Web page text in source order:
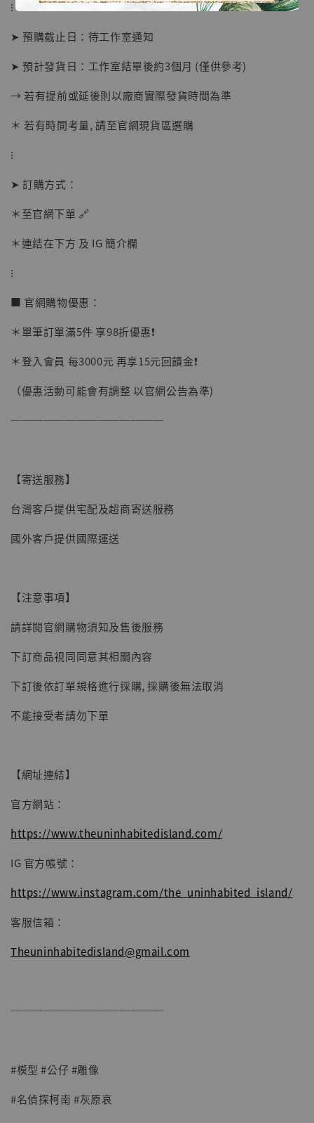
NT$ 1,870
【現貨】BJSTUDIO 1/6系列可動蒐藏人偶 讓
NT$ 4,980
NT$ 5,300
⁝
➤ 預購截止日：待工作室通知
➤ 預計發貨日：工作室結單後約3個月 (僅供參考)
→ 若有提前或延後則以廠商實際發貨時間為準
＊ 若有時間考量, 請至官網現貨區選購
⁝
➤ 訂購方式：
＊至官網下單 🔗
＊連結在下方 及 IG 簡介欄
⁝
■ 官網購物優惠：
＊單筆訂單滿5件 享98折優惠❗️
＊登入會員 每3000元 再享15元回饋金❗️
（優惠活動可能會有調整 以官網公告為準)
──────────────
【寄送服務】
台灣客戶提供宅配及超商寄送服務
國外客戶提供國際運送
【注意事項】
請詳閱官網購物須知及售後服務
下訂商品視同同意其相關內容
下訂後依訂單規格進行採購, 採購後無法取消
不能接受者請勿下單
【網址連結】
官方網站：
https://www.theuninhabitedisland.com/
IG 官方帳號：
https://www.instagram.com/the_uninhabited_island/
客服信箱：
Theuninhabitedisland@gmail.com
──────────────
#模型 #公仔 #雕像
#名偵探柯南 #灰原哀